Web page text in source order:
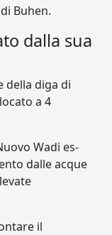
Buhen.
dalla sua
della diga di
a 4
Wadi es-
dalle acque
il